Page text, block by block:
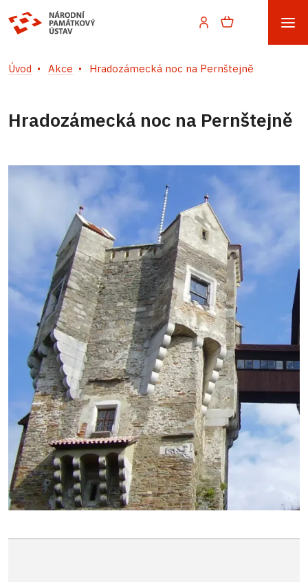
Úvod Akce Hradozámecká noc na Pernštejně
Hradozámecká noc na Pernštejně